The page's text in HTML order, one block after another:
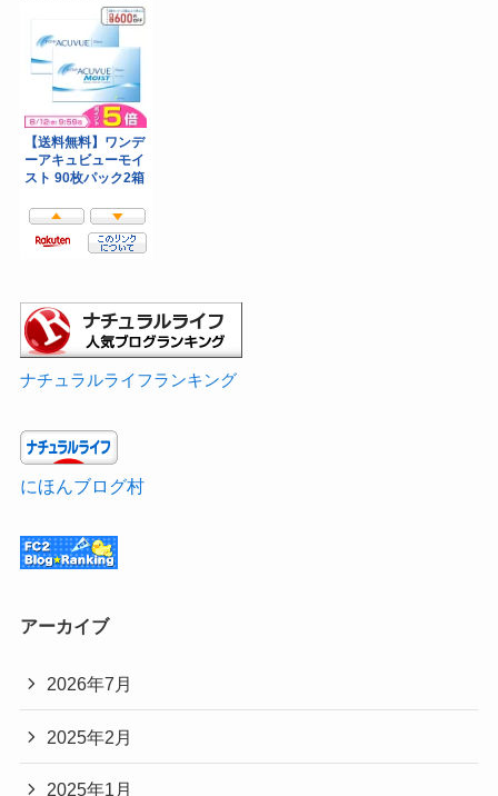
ナチュラルライフランキング
にほんブログ村
アーカイブ
2026年7月
2025年2月
2025年1月